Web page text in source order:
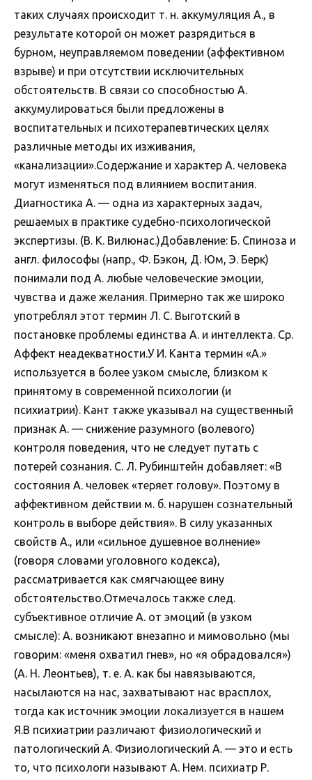
таких случаях происходит т. н. аккумуляция А., в
результате которой он может разрядиться в
бурном, неуправляемом поведении (аффективном
взрыве) и при отсутствии исключительных
обстоятельств. В связи со способностью А.
аккумулироваться были предложены в
воспитательных и психотерапевтических целях
различные методы их изживания,
«канализации».Содержание и характер А. человека
могут изменяться под влиянием воспитания.
Диагностика А. — одна из характерных задач,
решаемых в практике судебно-психологической
экспертизы. (В. К. Вилюнас.)Добавление: Б. Спиноза и
англ. философы (напр., Ф. Бэкон, Д. Юм, Э. Берк)
понимали под А. любые человеческие эмоции,
чувства и даже желания. Примерно так же широко
употреблял этот термин Л. С. Выготский в
постановке проблемы единства А. и интеллекта. Ср.
Аффект неадекватности.У И. Канта термин «А.»
используется в более узком смысле, близком к
принятому в современной психологии (и
психиатрии). Кант также указывал на существенный
признак А. — снижение разумного (волевого)
контроля поведения, что не следует путать с
потерей сознания. С. Л. Рубинштейн добавляет: «В
состояния А. человек «теряет голову». Поэтому в
аффективном действии м. б. нарушен сознательный
контроль в выборе действия». В силу указанных
свойств А., или «сильное душевное волнение»
(говоря словами уголовного кодекса),
рассматривается как смягчающее вину
обстоятельство.Отмечалось также след.
субъективное отличие А. от эмоций (в узком
смысле): А. возникают внезапно и мимовольно (мы
говорим: «меня охватил гнев», но «я обрадовался»)
(А. Н. Леонтьев), т. е. А. как бы навязываются,
насылаются на нас, захватывают нас врасплох,
тогда как источник эмоции локализуется в нашем
Я.В психиатрии различают физиологический и
патологический А. Физиологический А. — это и есть
то, что психологи называют А. Нем. психиатр Р.